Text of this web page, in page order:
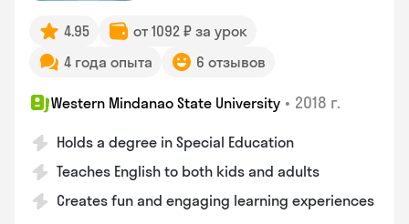
4.95
от 1092 ₽ за урок
4 года опыта
6 отзывов
Western Mindanao State University • 2018 г.
Holds a degree in Special Education
Teaches English to both kids and adults
Creates fun and engaging learning experiences